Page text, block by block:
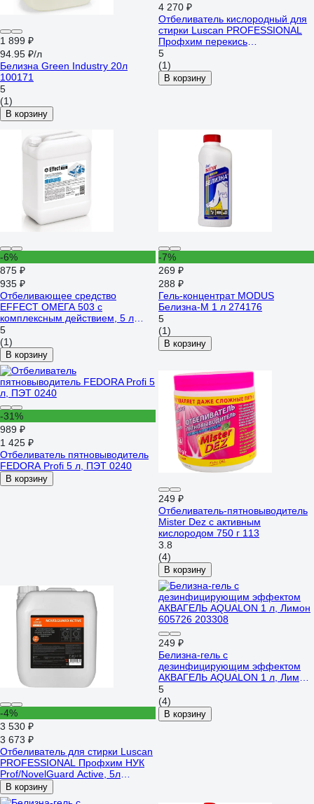
1 899 ₽
94.95 ₽/л
Белизна Green Industry 20л
100171
5
(1)
В корзину
4 270 ₽
Отбеливатель кислородный для
стирки Luscan PROFESSIONAL
Профхим перекись
Prof/Opticlean, 5л 2117196
5
(1)
В корзину
-6%
875 ₽
935 ₽
Отбеливающее средство
EFFECT ОМЕГА 503 с
комплексным действием, 5 л
26010
5
(1)
В корзину
-7%
269 ₽
288 ₽
Гель-концентрат MODUS
Белизна-М 1 л 274176
5
(1)
В корзину
-31%
989 ₽
1 425 ₽
Отбеливатель пятновыводитель
FEDORA Profi 5 л, ПЭТ 0240
В корзину
249 ₽
Отбеливатель-пятновыводитель
Mister Dez с активным
кислородом 750 г 113
3.8
(4)
В корзину
-4%
3 530 ₽
3 673 ₽
Отбеливатель для стирки Luscan
PROFESSIONAL Профхим НУК
Prof/NovelGuard Active, 5л
2117194
В корзину
249 ₽
Белизна-гель c
дезинфицирующим эффектом
АКВАГЕЛЬ AQUALON 1 л, Лимон
605726 203308
5
(4)
В корзину